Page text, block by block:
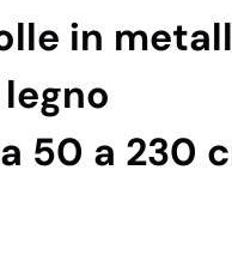
in
50 a 230